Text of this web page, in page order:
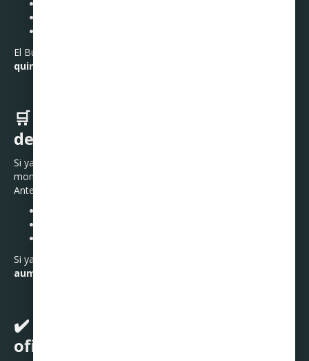
El Buen Fin debe ayudarte a ahorrar,
quincena completa
🛒 6. Revisa tu historial y límite
de crédito antes de comprar
Si ya tienes varias deudas activas, quizá este año NO es el
momento de gastar.
Antes de comprar, revisa:
Si ya estás batallando con los pagos,
aumentando las deudas
✔️ 7. Compra solo en tiendas
oficiales y con método de pago